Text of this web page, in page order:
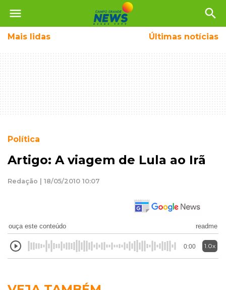
menu search
Mais lidas Últimas notícias
Política
Artigo: A viagem de Lula ao Irã
Redação | 18/05/2010 10:07
ouça este conteúdo readme
0:00 1.0x